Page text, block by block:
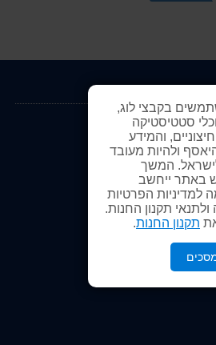
בקבצי לוג,
סטטיסטיקה
והמידע
ולהיות מעובד
המשך
באתר ייחשב
למדיניות הפרטיות
תקנון החנות.
תקנון החנות.